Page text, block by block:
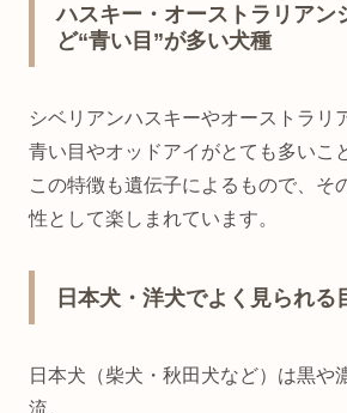
ハスキー・オーストラリアン
ど“青い目”が多い犬種
シベリアンハスキーやオーストラリ
青い目やオッドアイがとても多いこ
この特徴も遺伝子によるもので、そ
性として楽しまれています。
日本犬・洋犬でよく見られる
日本犬（柴犬・秋田犬など）は黒や